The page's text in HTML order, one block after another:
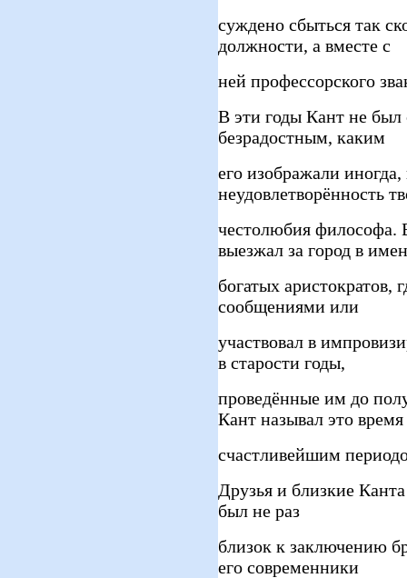
суждено сбыться так
должности, а вместе с
ней профессорского
В эти годы Кант не был
безрадостным, каким
его изображали
неудовлетворённость
честолюбия философа.
выезжал за город в
богатых аристократов,
сообщениями или
участвовал в
в старости годы,
проведённые им до
Кант называл это время
счастливейшим
Друзья и близкие
был не раз
близок к заключению
его современники